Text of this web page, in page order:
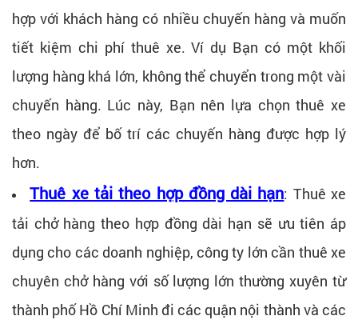
hợp với khách hàng có nhiều chuyến hàng và muốn
tiết kiệm chi phí thuê xe. Ví dụ Bạn có một khối
lượng hàng khá lớn, không thể chuyển trong một vài
chuyến hàng. Lúc này, Bạn nên lựa chọn thuê xe
theo ngày để bố trí các chuyến hàng được hợp lý
hơn.
Thuê xe tải theo hợp đồng dài hạn: Thuê xe
tải chở hàng theo hợp đồng dài hạn sẽ ưu tiên áp
dụng cho các doanh nghiệp, công ty lớn cần thuê xe
chuyên chở hàng với số lượng lớn thường xuyên từ
thành phố Hồ Chí Minh đi các quận nội thành và các